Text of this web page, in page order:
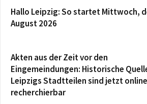
Hallo Leipzig: So startet Mittwoch,
August 2026
Akten aus der Zeit vor den
Eingemeindungen: Historische
Leipzigs Stadtteilen sind jetzt online
recherchierbar